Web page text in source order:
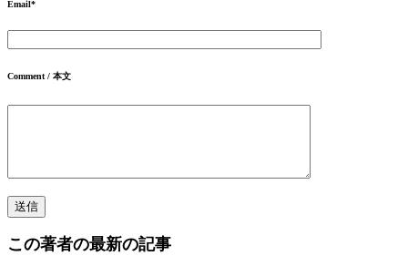
Email*
Comment / 本文
この著者の最新の記事